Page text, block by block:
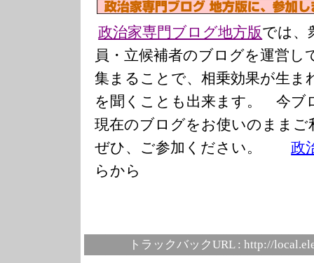
政治家専門ブログ地方版では、
員・立候補者のブログを運営し
集まることで、相乗効果が生ま
を聞くことも出来ます。 今ブ
現在のブログをお使いのまま
ぜひ、ご参加ください。政
らから
トラックバックURL : http://